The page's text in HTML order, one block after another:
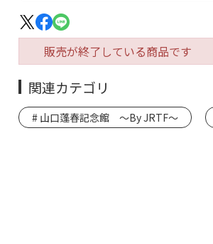
販売が終了している商品です
関連カテゴリ
山口蓬春記念館 ～By JRTF～